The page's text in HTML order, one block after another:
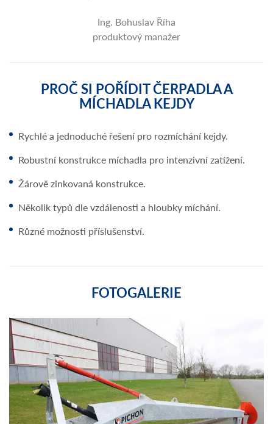
Ing. Bohuslav Říha
produktový manažer
PROČ SI POŘÍDIT ČERPADLA A
MÍCHADLA KEJDY
Rychlé a jednoduché řešení pro rozmíchání kejdy.
Robustní konstrukce míchadla pro intenzivní zatížení.
Žárově zinkovaná konstrukce.
Několik typů dle vzdálenosti a hloubky míchání.
Různé možnosti příslušenství.
FOTOGALERIE